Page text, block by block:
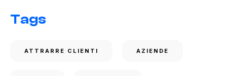
Tags
ATTRARRE CLIENTI AZIENDE